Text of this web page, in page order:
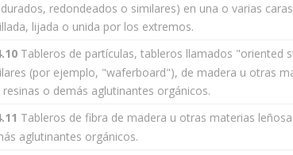
redondeados o similares) en una o varias
lijada o unida por los extremos.
Tableros de partículas, tableros llamados "oriented
(por ejemplo, "waferboard"), de madera u otras
resinas o demás aglutinantes orgánicos.
Tableros de fibra de madera u otras materias
aglutinantes orgánicos.